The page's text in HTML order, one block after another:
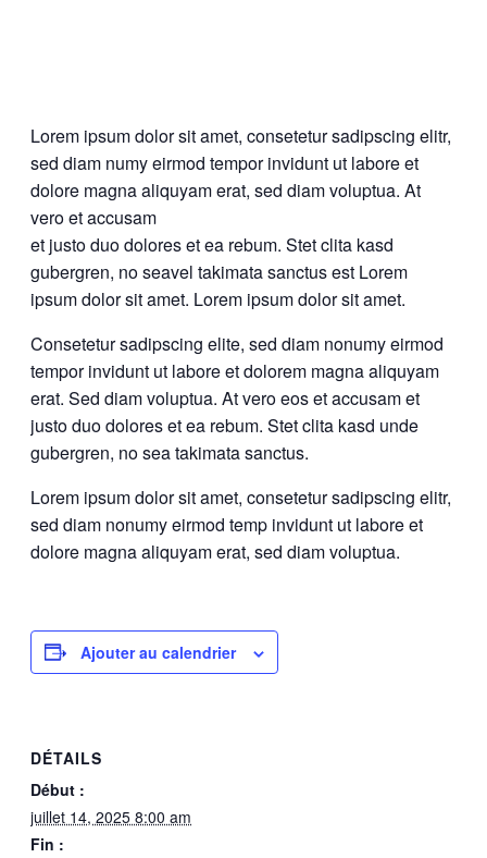
Lorem ipsum dolor sit amet, consetetur sadipscing elitr,
sed diam numy eirmod tempor invidunt ut labore et
dolore magna aliquyam erat, sed diam voluptua. At
vero et accusam
et justo duo dolores et ea rebum. Stet clita kasd
gubergren, no seavel takimata sanctus est Lorem
ipsum dolor sit amet. Lorem ipsum dolor sit amet.
Consetetur sadipscing elite, sed diam nonumy eirmod
tempor invidunt ut labore et dolorem magna aliquyam
erat. Sed diam voluptua. At vero eos et accusam et
justo duo dolores et ea rebum. Stet clita kasd unde
gubergren, no sea takimata sanctus.
Lorem ipsum dolor sit amet, consetetur sadipscing elitr,
sed diam nonumy eirmod temp invidunt ut labore et
dolore magna aliquyam erat, sed diam voluptua.
Ajouter au calendrier
DÉTAILS
Début :
juillet 14, 2025 8:00 am
Fin :